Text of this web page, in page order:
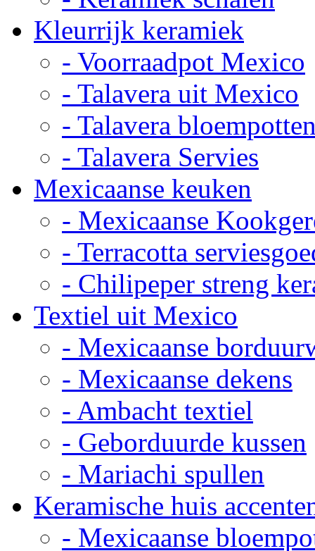
Kleurrijk keramiek
- Voorraadpot Mexico
- Talavera uit Mexico
- Talavera
- Talavera Servies
Mexicaanse keuken
- Mexicaanse
- Terracotta
- Chilipeper streng
Textiel uit Mexico
- Mexicaanse
- Mexicaanse dekens
- Ambacht textiel
- Geborduurde kussen
- Mariachi spullen
Keramische huis
- Mexicaanse